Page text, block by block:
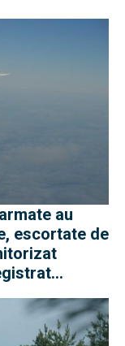
au
escortate de